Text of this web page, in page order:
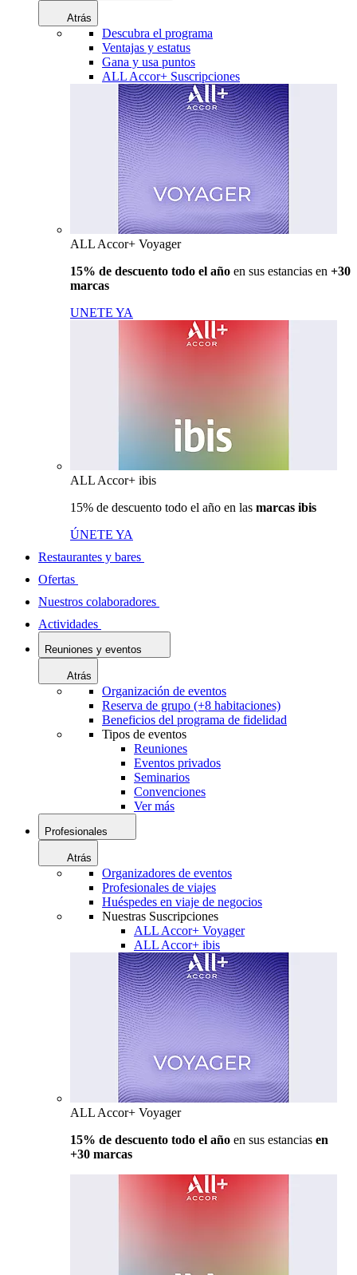
Atrás
Descubra el programa
Ventajas y estatus
Gana y usa puntos
ALL Accor+ Suscripciones
ALL Accor+ Voyager
15% de descuento todo el año en sus estancias en +30
marcas
UNETE YA
ALL Accor+ ibis
15% de descuento todo el año en las marcas ibis
ÚNETE YA
Restaurantes y bares
Ofertas
Nuestros colaboradores
Actividades
Reuniones y eventos
Atrás
Organización de eventos
Reserva de grupo (+8 habitaciones)
Beneficios del programa de fidelidad
Tipos de eventos
Reuniones
Eventos privados
Seminarios
Convenciones
Ver más
Profesionales
Atrás
Organizadores de eventos
Profesionales de viajes
Huéspedes en viaje de negocios
Nuestras Suscripciones
ALL Accor+ Voyager
ALL Accor+ ibis
ALL Accor+ Voyager
15% de descuento todo el año en sus estancias en
+30 marcas